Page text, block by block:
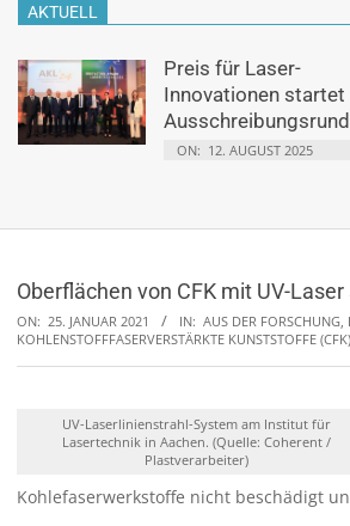
AKTUELL
Preis für Laser-
Innovationen startet
ON: 12. AUGUST 2025
Oberflächen von CFK mit UV-
ON: 25. JANUAR 2021 IN: AUS DER FORSCHUNG,
KOHLENSTOFFFASERVERSTÄRKTE KUNSTSTOFFE (CFK)
UV-Laserlinienstrahl-System am Institut für
Lasertechnik in Aachen. (Quelle: Coherent /
Plastverarbeiter)
Kohlefaserwerkstoffe nicht beschädigt